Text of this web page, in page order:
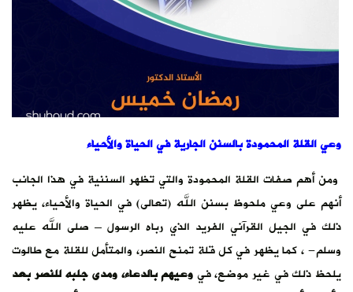
وعي القلة المحمودة بالسنن الجارية في الحياة والأحياء
ومن أهم صفات القلة المحمودة والتي تظهر السننية في هذا الجانب
أنهم على وعي ملحوظ بسنن الله (تعالى) في الحياة والأحياء، يظهر
ذلك في الجيل القرآني الفريد الذي رباه الرسول – صلى الله عليه
وسلم- ، كما يظهر في كل قلة تمنح النصر، والمتأمل للقلة مع طالوت
يلحظ ذلك في غير موضع، فيوعيهم بالدعاء، ومدى جلبه للنصر بعد